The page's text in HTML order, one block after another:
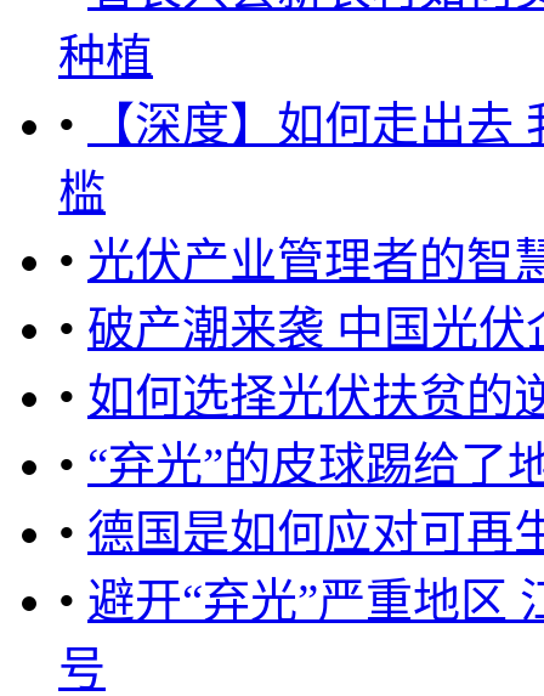
种植
•
【深度】如何走出
槛
• 光伏产业管理者的智
• 破产潮来袭 中国光
• 如何选择光伏扶贫的
• “弃光”的皮球踢给了
• 德国是如何应对可再
• 避开“弃光”严重地区
号